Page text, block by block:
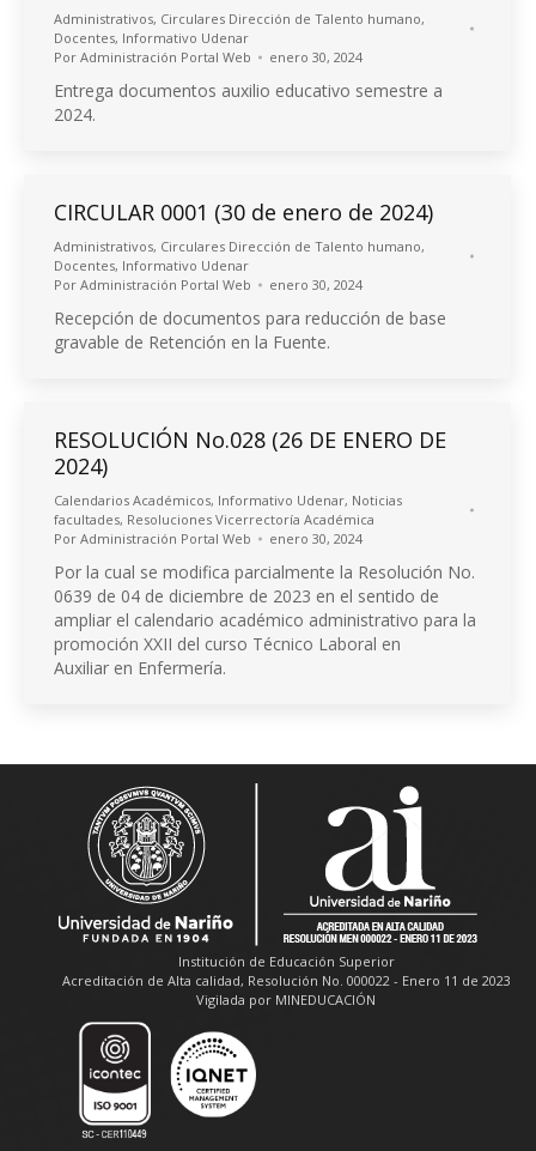
Administrativos, Circulares Dirección de Talento humano,
Docentes, Informativo Udenar
Por Administración Portal Web enero 30, 2024
Entrega documentos auxilio educativo semestre a
2024.
CIRCULAR 0001 (30 de enero de 2024)
Administrativos, Circulares Dirección de Talento humano,
Docentes, Informativo Udenar
Por Administración Portal Web enero 30, 2024
Recepción de documentos para reducción de base
gravable de Retención en la Fuente.
RESOLUCIÓN No.028 (26 DE ENERO DE
2024)
Calendarios Académicos, Informativo Udenar, Noticias
facultades, Resoluciones Vicerrectoría Académica
Por Administración Portal Web enero 30, 2024
Por la cual se modifica parcialmente la Resolución No.
0639 de 04 de diciembre de 2023 en el sentido de
ampliar el calendario académico administrativo para la
promoción XXII del curso Técnico Laboral en
Auxiliar en Enfermería.
Institución de Educación Superior
Acreditación de Alta calidad, Resolución No. 000022 - Enero 11 de 2023
Vigilada por MINEDUCACIÓN